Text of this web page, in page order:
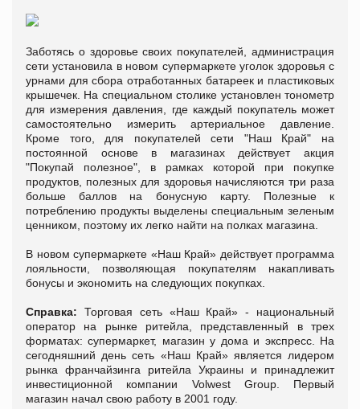
Заботясь о здоровье своих покупателей, администрация
сети установила в новом супермаркете уголок здоровья с
урнами для сбора отработанных батареек и пластиковых
крышечек. На специальном столике установлен тонометр
для измерения давления, где каждый покупатель может
самостоятельно измерить артериальное давление.
Кроме того, для покупателей сети "Наш Край" на
постоянной основе в магазинах действует акция
"Покупай полезное", в рамках которой при покупке
продуктов, полезных для здоровья начисляются три раза
больше баллов на бонусную карту. Полезные к
потреблению продукты выделены специальным зеленым
ценником, поэтому их легко найти на полках магазина.
В новом супермаркете «Наш Край» действует программа
лояльности, позволяющая покупателям накапливать
бонусы и экономить на следующих покупках.
Справка: Торговая сеть «Наш Край» - национальный
оператор на рынке ритейла, представленный в трех
форматах: супермаркет, магазин у дома и экспресс. На
сегодняшний день сеть «Наш Край» является лидером
рынка франчайзинга ритейла Украины и принадлежит
инвестиционной компании Volwest Group. Первый
магазин начал свою работу в 2001 году.